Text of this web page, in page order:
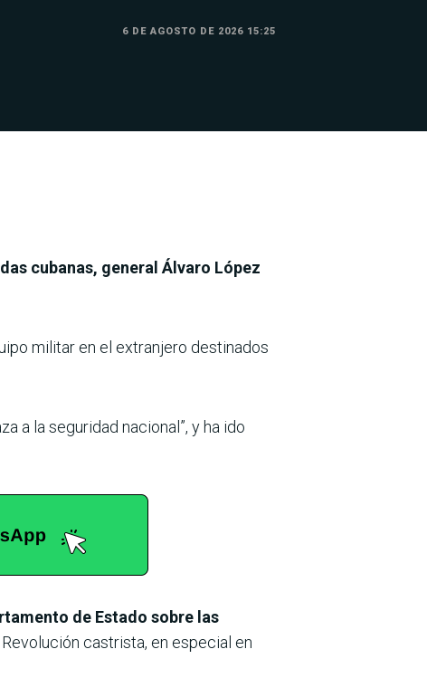
6 DE AGOSTO DE 2026 15:25
cubanas, general Álvaro López
militar en el extranjero destinados
a la seguridad nacional”, y ha ido
de Estado sobre las
castrista, en especial en